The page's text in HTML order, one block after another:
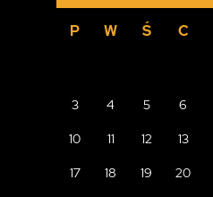
P W Ś C
3 4 5 6
10 11 12 13
17 18 19 20